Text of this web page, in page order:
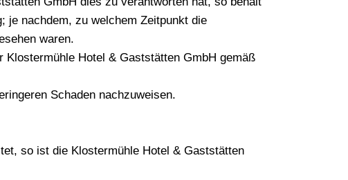
je nachdem, zu welchem Zeitpunkt die
waren.
Klostermühle Hotel & Gaststätten GmbH gemäß
Schaden nachzuweisen.
so ist die Klostermühle Hotel & Gaststätten